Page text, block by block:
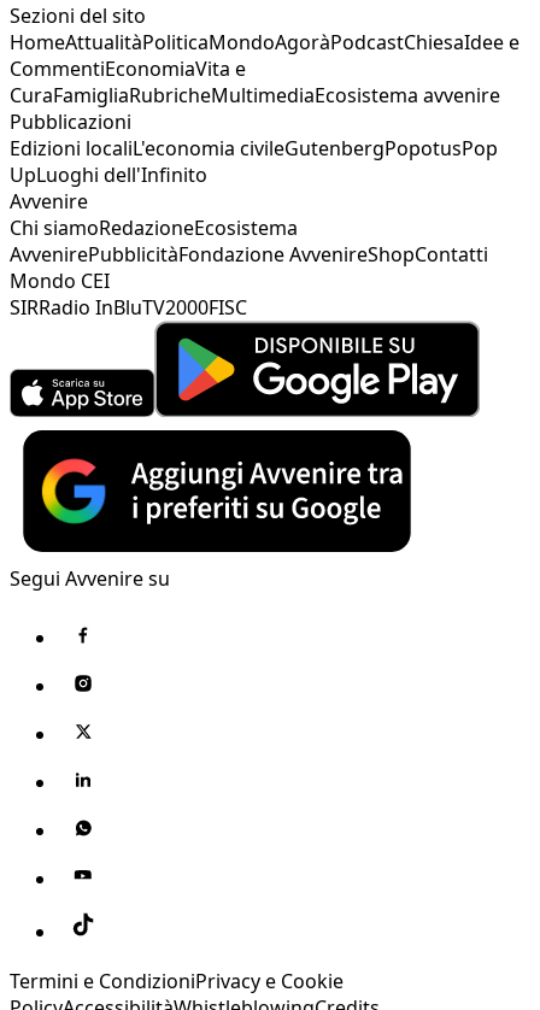
Sezioni del sito
HomeAttualitàPoliticaMondoAgoràPodcastChiesaIdee e
CommentiEconomiaVita e
CuraFamigliaRubricheMultimediaEcosistema avvenire
Pubblicazioni
Edizioni localiL'economia civileGutenbergPopotusPop
UpLuoghi dell'Infinito
Avvenire
Chi siamoRedazioneEcosistema
AvvenirePubblicitàFondazione AvvenireShopContatti
Mondo CEI
SIRRadio InBluTV2000FISC
Segui Avvenire su
Termini e CondizioniPrivacy e Cookie